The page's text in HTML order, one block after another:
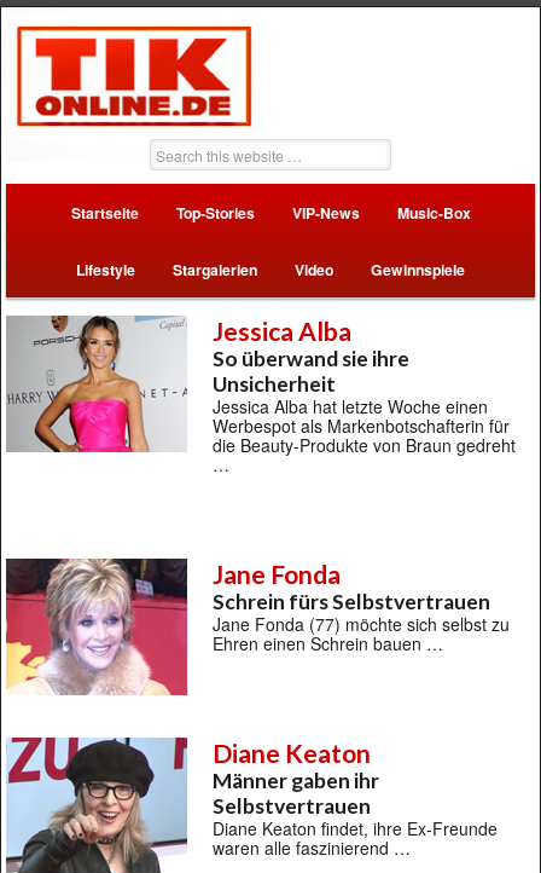
Startseite Top-Stories VIP-News Music-Box
Lifestyle Stargalerien Video Gewinnspiele
Jessica Alba
So überwand sie ihre
Unsicherheit
Jessica Alba hat letzte Woche einen
Werbespot als Markenbotschafterin für
die Beauty-Produkte von Braun gedreht
…
Jane Fonda
Schrein fürs Selbstvertrauen
Jane Fonda (77) möchte sich selbst zu
Ehren einen Schrein bauen …
Diane Keaton
Männer gaben ihr
Selbstvertrauen
Diane Keaton findet, ihre Ex-Freunde
waren alle faszinierend …